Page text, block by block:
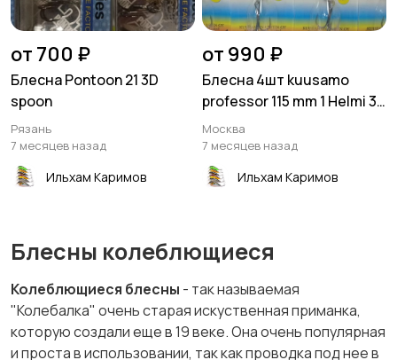
от 700 ₽
Блесна Pontoon 21 3D
spoon
Рязань
7 месяцев назад
Ильхам Каримов
от 990 ₽
Блесна 4шт kuusamo
professor 115 mm 1 Helmi 36
гр
Москва
7 месяцев назад
Ильхам Каримов
Блесны колеблющиеся
Колеблющиеся блесны - так называемая
"Колебалка" очень старая искуственная приманка,
которую создали еще в 19 веке. Она очень популярная
и проста в использовании, так как проводка под нее в